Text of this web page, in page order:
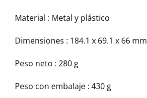
Material : Metal y plástico
Dimensiones : 184.1 x 69.1 x 66 mm
Peso neto : 280 g
Peso con embalaje : 430 g